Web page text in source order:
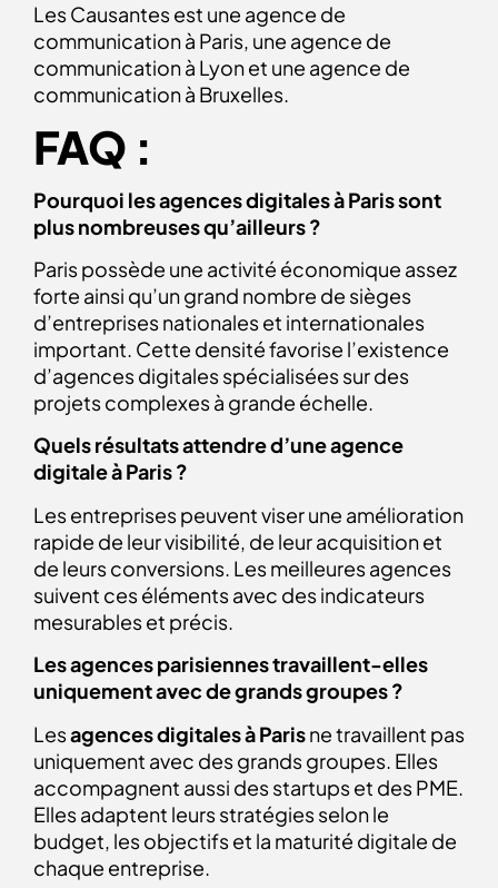
Les Causantes est une agence de
communication à Paris, une agence de
communication à Lyon et une agence de
communication à Bruxelles.
FAQ :
Pourquoi les agences digitales à Paris sont
plus nombreuses qu’ailleurs ?
Paris possède une activité économique assez
forte ainsi qu’un grand nombre de sièges
d’entreprises nationales et internationales
important. Cette densité favorise l’existence
d’agences digitales spécialisées sur des
projets complexes à grande échelle.
Quels résultats attendre d’une agence
digitale à Paris ?
Les entreprises peuvent viser une amélioration
rapide de leur visibilité, de leur acquisition et
de leurs conversions. Les meilleures agences
suivent ces éléments avec des indicateurs
mesurables et précis.
Les agences parisiennes travaillent-elles
uniquement avec de grands groupes ?
Lesagences digitales à Parisne travaillent pas
uniquement avec des grands groupes. Elles
accompagnent aussi des startups et des PME.
Elles adaptent leurs stratégies selon le
budget, les objectifs et la maturité digitale de
chaque entreprise.